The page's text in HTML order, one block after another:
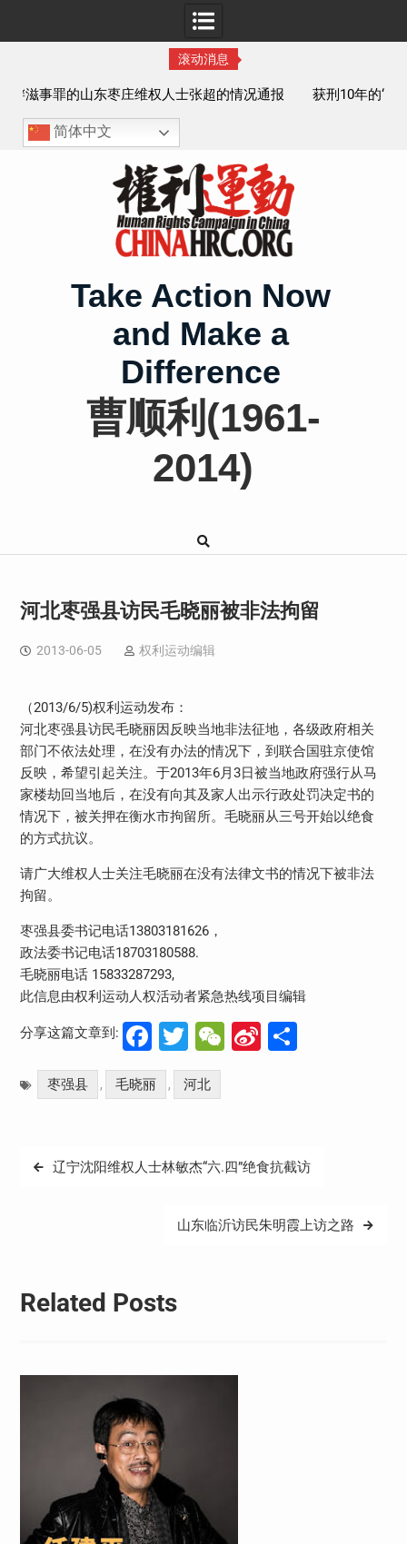
滚动消息
获刑10年的“推墙大联盟案”任建平在永川监狱度过其62岁生
简体中文
Take Action Now
and Make a
Difference
曹顺利(1961-
2014)
河北枣强县访民毛晓丽被非法拘留
2013-06-05 权利运动编辑
（2013/6/5)权利运动发布：
河北枣强县访民毛晓丽因反映当地非法征地，各级政府相关
部门不依法处理，在没有办法的情况下，到联合国驻京使馆
反映，希望引起关注。于2013年6月3日被当地政府强行从马
家楼劫回当地后，在没有向其及家人出示行政处罚决定书的
情况下，被关押在衡水市拘留所。毛晓丽从三号开始以绝食
的方式抗议。
请广大维权人士关注毛晓丽在没有法律文书的情况下被非法
拘留。
枣强县委书记电话13803181626，
政法委书记电话18703180588.
毛晓丽电话 15833287293,
此信息由权利运动人权活动者紧急热线项目编辑
分享这篇文章到: Facebook
Twitter
WeChat
Sina分
枣强县 , 毛晓丽 , 河北
文
辽宁沈阳维权人士林敏杰“六.四”绝食抗截访
山东临沂访民朱明霞上访之路
Related Posts